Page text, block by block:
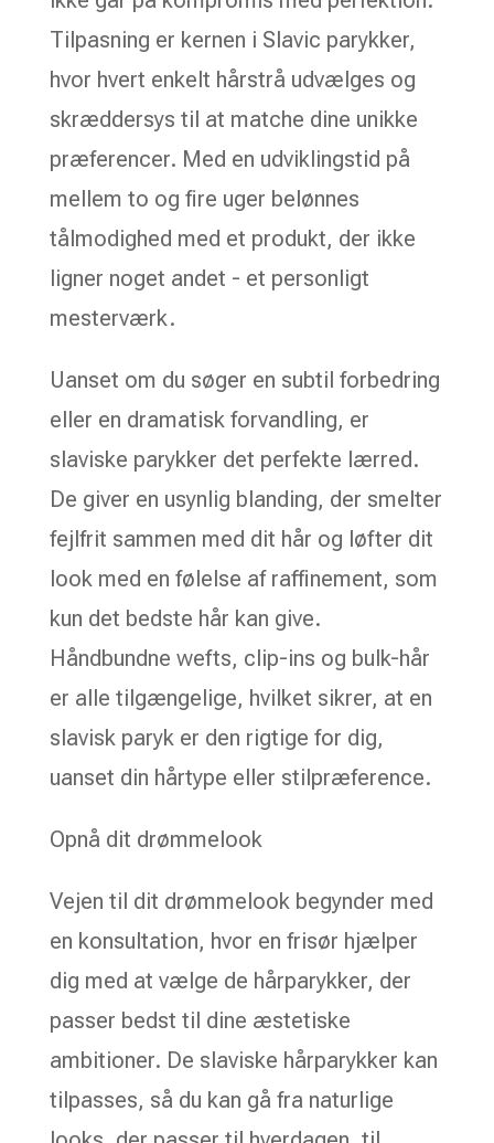
Tilpasning er kernen i Slavic parykker,
hvor hvert enkelt hårstrå udvælges og
skræddersys til at matche dine unikke
præferencer. Med en udviklingstid på
mellem to og fire uger belønnes
tålmodighed med et produkt, der ikke
ligner noget andet - et personligt
mesterværk.
Uanset om du søger en subtil forbedring
eller en dramatisk forvandling, er
slaviske parykker det perfekte lærred.
De giver en usynlig blanding, der smelter
fejlfrit sammen med dit hår og løfter dit
look med en følelse af raffinement, som
kun det bedste hår kan give.
Håndbundne wefts, clip-ins og bulk-hår
er alle tilgængelige, hvilket sikrer, at en
slavisk paryk er den rigtige for dig,
uanset din hårtype eller stilpræference.
Opnå dit drømmelook
Vejen til dit drømmelook begynder med
en konsultation, hvor en frisør hjælper
dig med at vælge de hårparykker, der
passer bedst til dine æstetiske
ambitioner. De slaviske hårparykker kan
tilpasses, så du kan gå fra naturlige